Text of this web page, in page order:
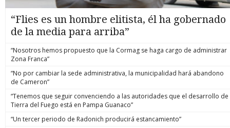
“Flies es un hombre elitista, él ha gobernado
de la media para arriba”
“Nosotros hemos propuesto que la Cormag se haga cargo de administrar
Zona Franca”
“No por cambiar la sede administrativa, la municipalidad hará abandono
de Cameron”
“Tenemos que seguir convenciendo a las autoridades que el desarrollo de
Tierra del Fuego está en Pampa Guanaco”
“Un tercer periodo de Radonich producirá estancamiento”